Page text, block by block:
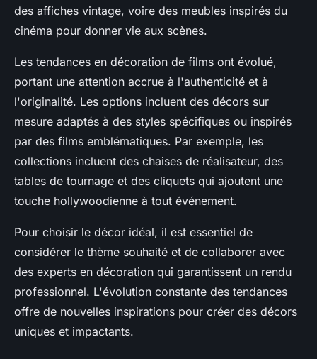
des affiches vintage, voire des meubles inspirés du
cinéma pour donner vie aux scènes.
Les tendances en décoration de films ont évolué,
portant une attention accrue à l'authenticité et à
l'originalité. Les options incluent des décors sur
mesure adaptés à des styles spécifiques ou inspirés
par des films emblématiques. Par exemple, les
collections incluent des chaises de réalisateur, des
tables de tournage et des cliquets qui ajoutent une
touche hollywoodienne à tout événement.
Pour choisir le décor idéal, il est essentiel de
considérer le thème souhaité et de collaborer avec
des experts en décoration qui garantissent un rendu
professionnel. L'évolution constante des tendances
offre de nouvelles inspirations pour créer des décors
uniques et impactants.